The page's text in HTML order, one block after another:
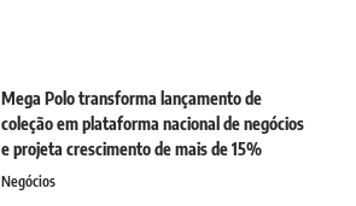
Mega Polo transforma lançamento de
coleção em plataforma nacional de negócios
e projeta crescimento de mais de 15%
Negócios